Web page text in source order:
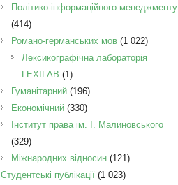
Політико-інформаційного менеджменту
(414)
Романо-германських мов(1 022)
Лексикографічна лабораторія
LEXILAB (1)
Гуманітарний(196)
Економічний(330)
Інститут права ім. І. Малиновського
(329)
Міжнародних відносин(121)
Студентські публікації(1 023)